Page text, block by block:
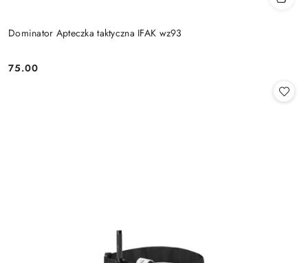
Dominator Apteczka taktyczna IFAK wz93
Cena:
75.00